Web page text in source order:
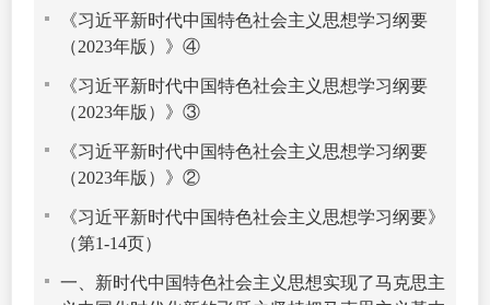
《习近平新时代中国特色社会主义思想学习纲要
（2023年版）》④
《习近平新时代中国特色社会主义思想学习纲要
（2023年版）》③
《习近平新时代中国特色社会主义思想学习纲要
（2023年版）》②
《习近平新时代中国特色社会主义思想学习纲要》
（第1-14页）
一、新时代中国特色社会主义思想实现了马克思主